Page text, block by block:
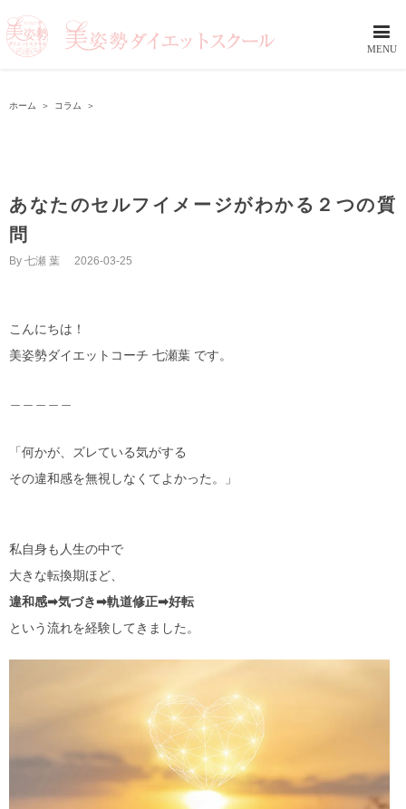
ホーム ＞ コラム ＞
あなたのセルフイメージがわかる２つの質
問
By 七瀬 葉 2026-03-25
こんにちは！
美姿勢ダイエットコーチ 七瀬葉 です。
「何かが、ズレている気がする
その違和感を無視しなくてよかった。」
私自身も人生の中で
大きな転換期ほど、
違和感➡︎気づき➡︎軌道修正➡︎好転
という流れを経験してきました。